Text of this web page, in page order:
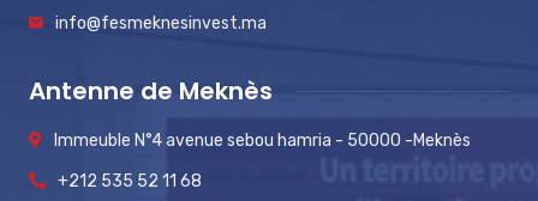
info@fesmeknesinvest.ma
Antenne de Meknès
Immeuble N°4 avenue sebou hamria - 50000 -Meknès
+212 535 52 11 68